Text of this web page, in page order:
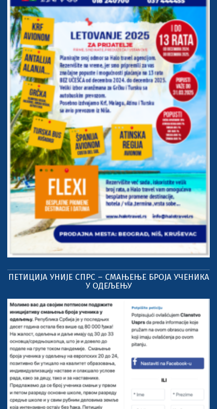
ПЕТИЦИЈА УНИЈЕ СПРС – СМАЊЕЊЕ БРОЈА УЧЕНИКА
У ОДЕЉЕЊУ